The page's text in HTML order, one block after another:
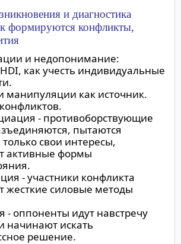
и диагностика
формируются конфликты,
и недопонимание:
как учесть индивидуальные
манипуляции как источник.
- противоборствующие
пытаются
только свои интересы,
активные формы
- участники конфликта
жесткие силовые методы
- оппоненты идут навстречу
начинают искать
решение.